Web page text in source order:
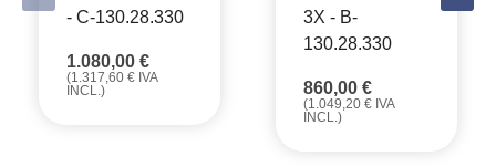
- C-130.28.330
1.080,00 €
(1.317,60 € IVA
INCL.)
3X - B-
130.28.330
860,00 €
(1.049,20 € IVA
INCL.)